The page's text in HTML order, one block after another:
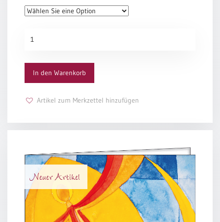
Einzelposter
Hefte
Jahreslosung
Restbestände
Bücher
Broschüren
Urkundenscheine
Urkunde
Menge
In den Warenkorb
Artikel zum Merkzettel hinzufügen
Neuer Artikel